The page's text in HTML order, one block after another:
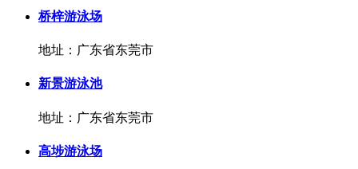
桥梓游泳场
地址：广东省东莞市
新景游泳池
地址：广东省东莞市
高埗游泳场